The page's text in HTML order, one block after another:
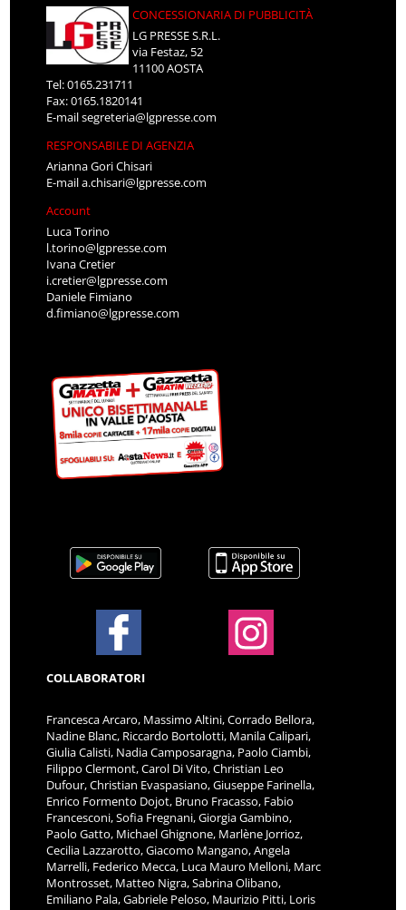
CONCESSIONARIA DI PUBBLICITÀ
LG PRESSE S.R.L.
via Festaz, 52
11100 AOSTA
Tel: 0165.231711
Fax: 0165.1820141
E-mailsegreteria@lgpresse.com
RESPONSABILE DI AGENZIA
Arianna Gori Chisari
E-maila.chisari@lgpresse.com
Account
Luca Torino
l.torino@lgpresse.com
Ivana Cretier
i.cretier@lgpresse.com
Daniele Fimiano
d.fimiano@lgpresse.com
COLLABORATORI
Francesca Arcaro, Massimo Altini, Corrado Bellora,
Nadine Blanc, Riccardo Bortolotti, Manila Calipari,
Giulia Calisti, Nadia Camposaragna, Paolo Ciambi,
Filippo Clermont, Carol Di Vito, Christian Leo
Dufour, Christian Evaspasiano, Giuseppe Farinella,
Enrico Formento Dojot, Bruno Fracasso, Fabio
Francesconi, Sofia Fregnani, Giorgia Gambino,
Paolo Gatto, Michael Ghignone, Marlène Jorrioz,
Cecilia Lazzarotto, Giacomo Mangano, Angela
Marrelli, Federico Mecca, Luca Mauro Melloni, Marc
Montrosset, Matteo Nigra, Sabrina Olibano,
Emiliano Pala, Gabriele Peloso, Maurizio Pitti, Loris